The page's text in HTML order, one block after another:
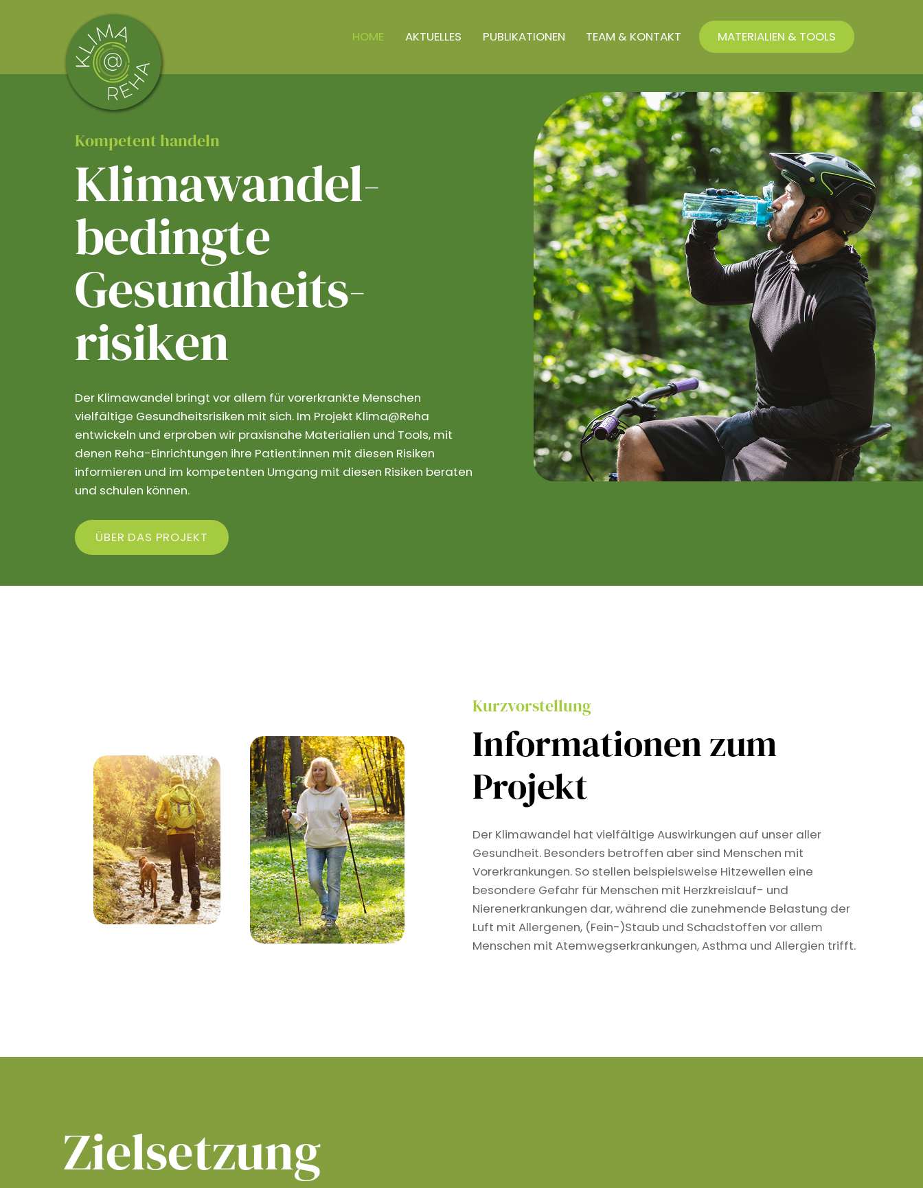
HOME AKTUELLES PUBLIKATIONEN TEAM & KONTAKT MATERIALIEN & TOOLS
Kompetent handeln
Klimawandel­
bedingte
Gesundheits­
risiken
Der Klimawandel bringt vor allem für vorerkrankte Menschen
vielfältige Gesundheitsrisiken mit sich. Im Projekt Klima@Reha
entwickeln und erproben wir praxisnahe Materialien und Tools, mit
denen Reha-Einrichtungen ihre Patient:innen mit diesen Risiken
informieren und im kompetenten Umgang mit diesen Risiken beraten
und schulen können.
ÜBER DAS PROJEKT
Kurzvorstellung
Informationen zum
Projekt
Der Klimawandel hat vielfältige Auswirkungen auf unser aller
Gesundheit. Besonders betroffen aber sind Menschen mit
Vorerkrankungen. So stellen beispielsweise Hitzewellen eine
besondere Gefahr für Menschen mit Herzkreislauf- und
Nierenerkrankungen dar, während die zunehmende Belastung der
Luft mit Allergenen, (Fein-)Staub und Schadstoffen vor allem
Menschen mit Atemwegserkrankungen, Asthma und Allergien trifft.
Zielsetzung